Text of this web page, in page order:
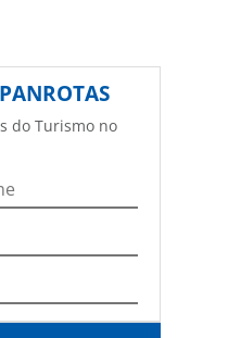
PANROTAS
do Turismo no